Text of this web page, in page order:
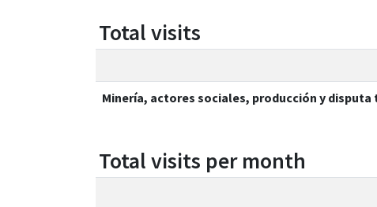
Total visits
Minería, actores sociales, producción y
Total visits per month